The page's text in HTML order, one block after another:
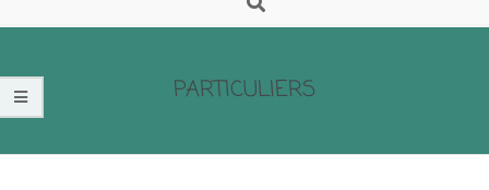
PARTICULIERS